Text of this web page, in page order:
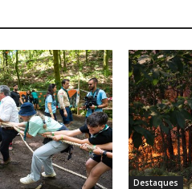
Destaques